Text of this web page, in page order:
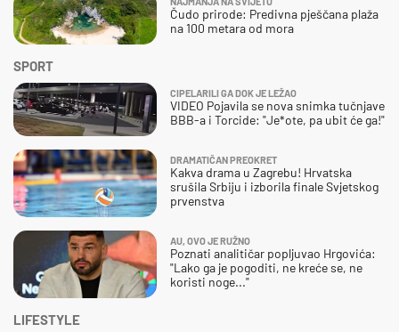
SPORT
CIPELARILI GA DOK JE LEŽAO
VIDEO Pojavila se nova snimka tučnjave
BBB-a i Torcide: "Je*ote, pa ubit će ga!"
DRAMATIČAN PREOKRET
Kakva drama u Zagrebu! Hrvatska
srušila Srbiju i izborila finale Svjetskog
prvenstva
AU, OVO JE RUŽNO
Poznati analitičar popljuvao Hrgovića:
"Lako ga je pogoditi, ne kreće se, ne
koristi noge..."
Čudo prirode: Predivna pješčana plaža
na 100 metara od mora
LIFESTYLE